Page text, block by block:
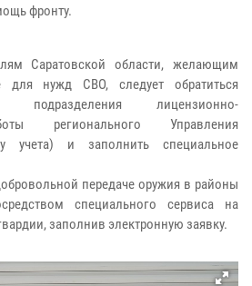
фронту.
Саратовской области, желающим
для нужд СВО, следует обратиться
подразделения лицензионно-
регионального Управления
учета) и заполнить специальное
передаче оружия в районы
специального сервиса на
заполнив электронную заявку.